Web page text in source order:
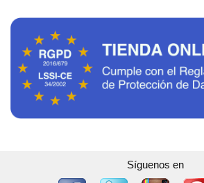
Síguenos en